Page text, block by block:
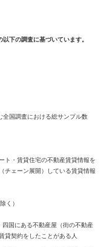
下の調査に基づいています。
全国調査における総サンプル数
ト・賃貸住宅の不動産賃貸情報を
チェーン展開）している賃貸情報
く）
国にある不動産屋（街の不動産
貸契約をしたことがある人